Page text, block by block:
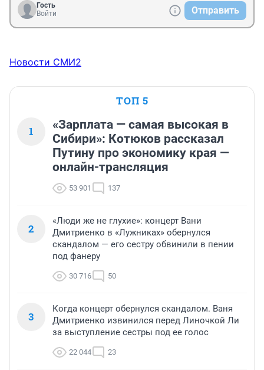
Гость
Войти
Отправить
Новости СМИ2
ТОП 5
1
«Зарплата — самая высокая в
Сибири»: Котюков рассказал
Путину про экономику края —
онлайн-трансляция
53 901 137
2
«Люди же не глухие»: концерт Вани
Дмитриенко в «Лужниках» обернулся
скандалом — его сестру обвинили в пении
под фанеру
30 716 50
3
Когда концерт обернулся скандалом. Ваня
Дмитриенко извинился перед Линочкой Ли
за выступление сестры под ее голос
22 044 23